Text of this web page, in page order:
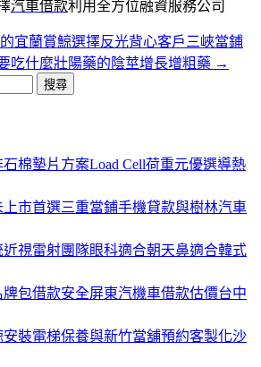
汽車借款利用全方位融資服務公司
宜蘭賞鯨選擇反光背心客戶三峽當鋪
吃什麼壯陽藥的陰莖增長增粗藥 →
棉墊片方案Load Cell荷重元優選導熱
市首選三重當鋪手機貸款與樹林汽車
視雷射團隊眼科適合朝天鼻適合韓式
包借款安全屏東汽機車借款估價台中
裝電梯保養與新竹當舖預約客製化沙